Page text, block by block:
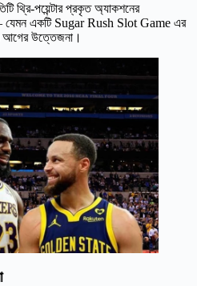
থ্রি-পয়েন্টার প্রকৃত অ্যাকশনের
– যেমন একটি Sugar Rush Slot Game এর
আগের উত্তেজনা।